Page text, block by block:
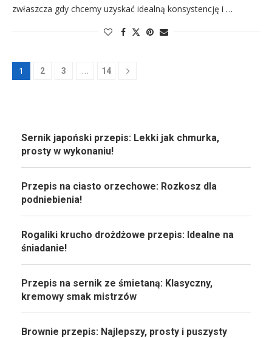
zwłaszcza gdy chcemy uzyskać idealną konsystencję i …
1 2 3 … 14
Sernik japoński przepis: Lekki jak chmurka,
prosty w wykonaniu!
Przepis na ciasto orzechowe: Rozkosz dla
podniebienia!
Rogaliki krucho drożdżowe przepis: Idealne na
śniadanie!
Przepis na sernik ze śmietaną: Klasyczny,
kremowy smak mistrzów
Brownie przepis: Najlepszy, prosty i puszysty